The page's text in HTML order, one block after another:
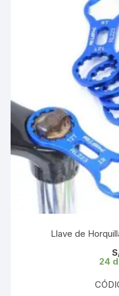
Llave de
24